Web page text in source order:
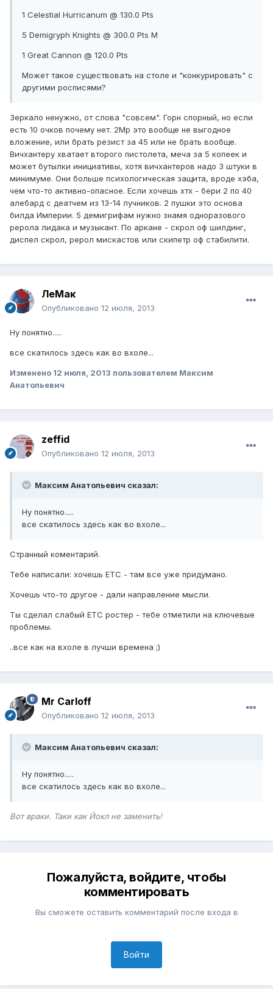
1 Celestial Hurricanum @ 130.0 Pts
5 Demigryph Knights @ 300.0 Pts M
1 Great Cannon @ 120.0 Pts
Может такое существовать на столе и "конкурировать" с
другими росписями?
Зеркало ненужно, от слова "совсем". Горн спорный, но если
есть 10 очков почему нет. 2Мр это вообще не выгодное
вложение, или брать резист за 45 или не брать вообще.
Вичхантеру хватает второго пистолета, меча за 5 копеек и
может бутылки инициативы, хотя вичхантеров надо 3 штуки в
минимуме. Они больше психологическая защита, вроде хэба,
чем что-то активно-опасное. Если хочешь хтх - бери 2 по 40
алебард с деатчем из 13-14 лучников. 2 пушки это основа
билда Империи. 5 демигрифам нужно знамя одноразового
рерола лидака и музыкант. По аркане - скрол оф шилдинг,
диспел скрол, рерол мискастов или скипетр оф стабилити.
ЛеМак
Опубликовано 12 июля, 2013
Ну понятно.....
все скатилось здесь как во вхоле...
Изменено 12 июля, 2013 пользователем Максим
Анатольевич
zeffid
Опубликовано 12 июля, 2013
Максим Анатольевич сказал:
Ну понятно.....
все скатилось здесь как во вхоле...
Странный коментарий.
Тебе написали: хочешь ЕТС - там все уже придумано.
Хочешь что-то другое - дали направление мысли.
Ты сделал слабый ЕТС ростер - тебе отметили на ключевые
проблемы.
..все как на вхоле в лучши времена ;)
Mr Carloff
Опубликовано 12 июля, 2013
Максим Анатольевич сказал:
Ну понятно.....
все скатилось здесь как во вхоле...
Вот враки. Таки как Йокл не заменить!
Пожалуйста, войдите, чтобы
комментировать
Вы сможете оставить комментарий после входа в
Войти